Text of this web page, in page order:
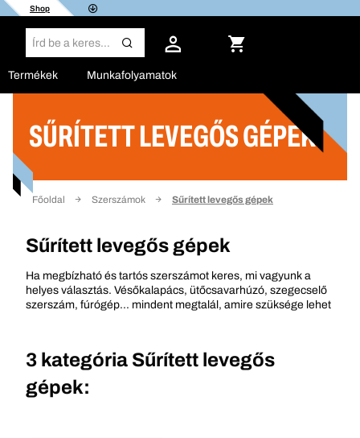
Shop
Termékek Munkafolyamatok
SŰRÍTETT LEVEGŐS GÉPEK
Főoldal Szerszámok Sűrített levegős gépek
Sűrített levegős gépek
Ha megbízható és tartós szerszámot keres, mi vagyunk a
helyes választás. Vésőkalapács, ütőcsavarhúzó, szegecselő
szerszám, fúrógép... mindent megtalál, amire szüksége lehet
3 kategória Sűrített levegős
gépek:
Szűrő